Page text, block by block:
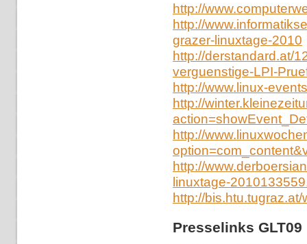
http://
http://
grazer-linuxtage-2010
http://derstandard.at/
verguenstige-LPI-
http://www.linux-
http://
http://
http://
linuxtage-
http://
Presselinks GLT09